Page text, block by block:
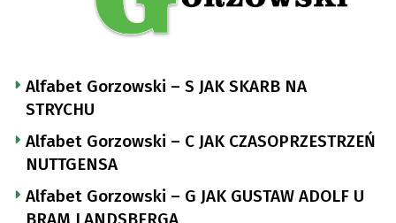
Alfabet Gorzowski – S JAK SKARB NA
STRYCHU
Alfabet Gorzowski – C JAK CZASOPRZESTRZEŃ
NUTTGENSA
Alfabet Gorzowski – G JAK GUSTAW ADOLF U